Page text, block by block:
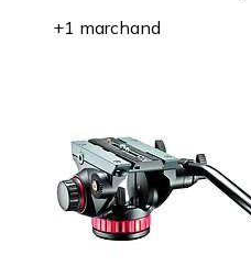
+1 marchand